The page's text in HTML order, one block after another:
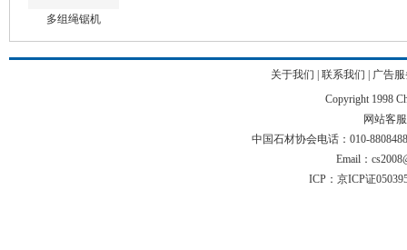
多组绳锯机
关于我们 联系我们
广告
Copyright 1998
网站客
中国石材协会电话：010-
Email：
ICP：京ICP证